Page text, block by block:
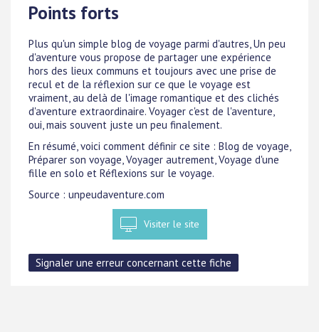
Points forts
Plus qu'un simple blog de voyage parmi d'autres, Un peu
d'aventure vous propose de partager une expérience
hors des lieux communs et toujours avec une prise de
recul et de la réflexion sur ce que le voyage est
vraiment, au delà de l'image romantique et des clichés
d'aventure extraordinaire. Voyager c'est de l'aventure,
oui, mais souvent juste un peu finalement.
En résumé, voici comment définir ce site : Blog de voyage,
Préparer son voyage, Voyager autrement, Voyage d'une
fille en solo et Réflexions sur le voyage.
Source : unpeudaventure.com
Visiter le site